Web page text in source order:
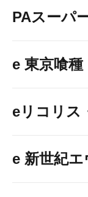
PAスーパ
e 東京喰種
eリコリス
e 新世紀